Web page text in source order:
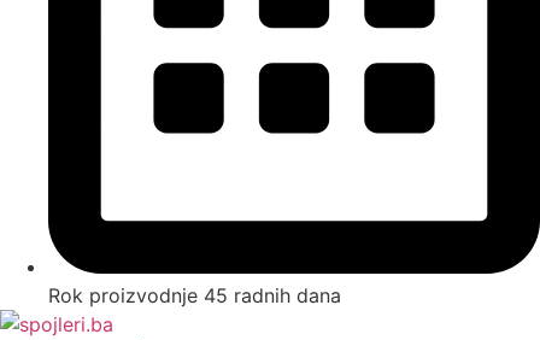
Rok proizvodnje 45 radnih dana